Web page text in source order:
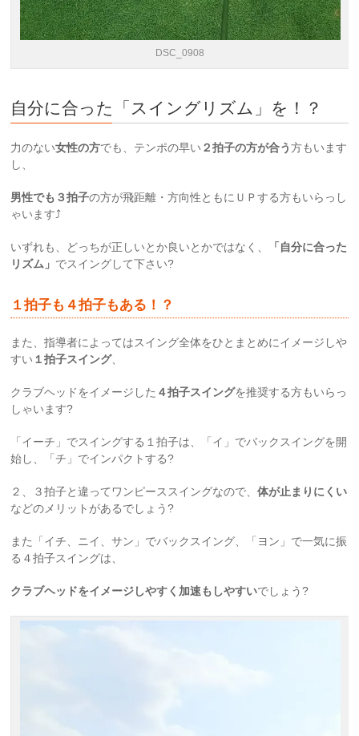
DSC_0908
自分に合った「スイングリズム」を！？
力のない女性の方でも、テンポの早い ２拍子の方が合う方もいます
し、
男性でも３拍子の方が飛距離・方向性ともにＵＰする方もいらっし
ゃいます⤴
いずれも、どっちが正しいとか良いとかではなく、 「 自分に合った
リズム 」 でスイングして下さい?
１拍子も４拍子もある！？
また、指導者によってはスイング全体をひとまとめにイメージしや
すい １拍子スイング、
クラブヘッドをイメージした ４拍子スイングを推奨する方もいらっ
しゃいます?
「イーチ」でスイングする１拍子は、「イ」でバックスイングを開
始し、「チ」でインパクトする?
２、３拍子と違ってワンピーススイングなので、体が止まりにくい
などのメリットがあるでしょう?
また「イチ、ニイ、サン」でバックスイング、「ヨン」で一気に振
る４拍子スイングは、
クラブヘッドをイメージしやすく加速もしやすいでしょう?